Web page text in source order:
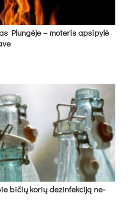
Plun­gė­je – mo­te­ris ap­si­py­lė
bi­čių ko­rių de­zin­fek­ci­ją ne­